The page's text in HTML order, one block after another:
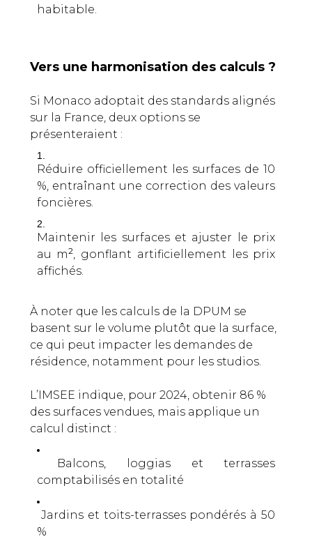
habitable.
Vers une harmonisation des calculs ?
Si Monaco adoptait des standards alignés
sur la France, deux options se
présenteraient :
Réduire officiellement les surfaces de 10
%, entraînant une correction des valeurs
foncières.
Maintenir les surfaces et ajuster le prix
au m2, gonflant artificiellement les prix
affichés.
À noter que les calculs de la DPUM se
basent sur le volume plutôt que la surface,
ce qui peut impacter les demandes de
résidence, notamment pour les studios.
L’IMSEE indique, pour 2024, obtenir 86 %
des surfaces vendues, mais applique un
calcul distinct :
Balcons, loggias et terrasses
comptabilisés en totalité
Jardins et toits-terrasses pondérés à 50
%